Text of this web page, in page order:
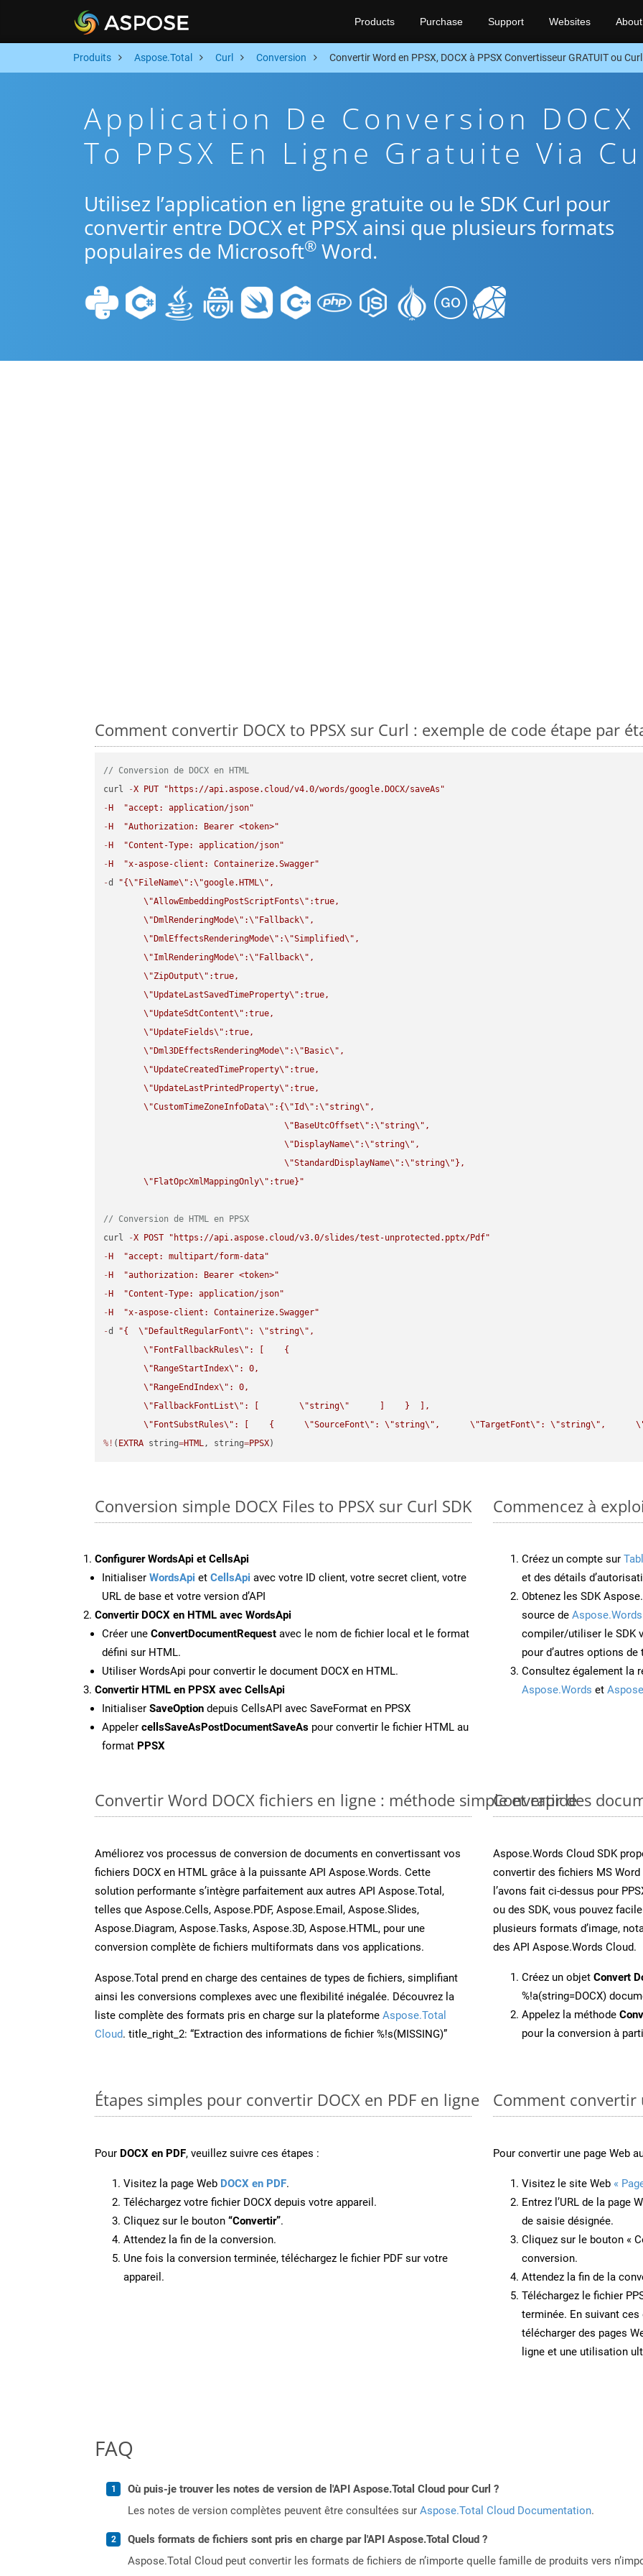
Products Purchase Support Websites About
Produits Aspose.Total Curl Conversion Convertir Word en PPSX, DOCX à PPSX Convertisseur GRATUIT ou
Application De Conversion DOCX
To PPSX En Ligne Gratuite Via
Utilisez l’application en ligne gratuite ou le SDK Curl pour
convertir entre DOCX et PPSX ainsi que plusieurs formats
populaires de Microsoft® Word.
Comment convertir DOCX to PPSX sur Curl : exemple de code étape par
// Conversion de DOCX en HTML
curl
-X PUT
"https://api.aspose.cloud/v4.0/words/google.DOCX/saveAs"
- H
"accept: application/json"
- H
"Authorization: Bearer <token>"
- H
"Content-Type: application/json"
- H
"x-aspose-client: Containerize.Swagger"
-d "{\" FileName\" :\"google.HTML\" ,
\"AllowEmbeddingPostScriptFonts\" :true,
\" DmlRenderingMode\" :\" Fallback\" ,
\" DmlEffectsRenderingMode\" :\"Simplified\" ,
\"ImlRenderingMode\" :\" Fallback\" ,
\"ZipOutput\" :true,
\"UpdateLastSavedTimeProperty\" :true,
\"UpdateSdtContent\" :true,
\"UpdateFields\" :true,
\" Dml3DEffectsRenderingMode\" :\" Basic\" ,
\"UpdateCreatedTimeProperty\" :true,
\"UpdateLastPrintedProperty\" :true,
\"CustomTimeZoneInfoData\" :{\"Id\" :\"string\" ,
\" BaseUtcOffset\" :\"string\" ,
\" DisplayName\" :\"string\" ,
\"StandardDisplayName\" :\"string\" },
\" FlatOpcXmlMappingOnly\" :true}"
// Conversion de HTML en PPSX
curl
-X POST
"https://api.aspose.cloud/v3.0/slides/test-unprotected.pptx/Pdf"
- H
"accept: multipart/form-data"
- H
"authorization: Bearer <token>"
- H
"Content-Type: application/json"
- H
"x-aspose-client: Containerize.Swagger"
-d "{ \" DefaultRegularFont\" : \"string\" ,
\" FontFallbackRules\" : [    {
\" RangeStartIndex\" : 0,
\" RangeEndIndex\" : 0,
\" FallbackFontList\" : [ \"string\"
      ]    }  ],
\" FontSubstRules\" : [    { \"SourceFont\" : \"string\" , \"TargetFont\" : \"string\" ,
%! ( EXTRA string=HTML, string=PPSX)
Conversion simple DOCX Files to PPSX sur Curl SDK
Configurer WordsApi et CellsApi
Initialiser WordsApi et CellsApi avec votre ID client, votre secret client, votre
URL de base et votre version d’API
Convertir DOCX en HTML avec WordsApi
Créer une ConvertDocumentRequest avec le nom de fichier local et le format
défini sur HTML.
Utiliser WordsApi pour convertir le document DOCX en HTML.
Convertir HTML en PPSX avec CellsApi
Initialiser SaveOption depuis CellsAPI avec SaveFormat en PPSX
Appeler cellsSaveAsPostDocumentSaveAs pour convertir le fichier HTML au
format PPSX
Commencez à
Créez un compte sur
et des détails
Obtenez les SDK
source de
compiler/utiliser le SDK
pour d’autres options
Consultez également la
Aspose.Words et
Convertir Word DOCX fichiers en ligne : méthode simple et rapide
Améliorez vos processus de conversion de documents en convertissant vos
fichiers DOCX en HTML grâce à la puissante API Aspose.Words. Cette
solution performante s’intègre parfaitement aux autres API Aspose.Total,
telles que Aspose.Cells, Aspose.PDF, Aspose.Email, Aspose.Slides,
Aspose.Diagram, Aspose.Tasks, Aspose.3D, Aspose.HTML, pour une
conversion complète de fichiers multiformats dans vos applications.
Aspose.Total prend en charge des centaines de types de fichiers, simplifiant
ainsi les conversions complexes avec une flexibilité inégalée. Découvrez la
liste complète des formats pris en charge sur la plateforme Aspose.Total
Cloud. title_right_2: “Extraction des informations de fichier %!s(MISSING)”
Convertir des
Aspose.Words Cloud SDK
convertir des fichiers MS
l’avons fait ci-dessus pour
ou des SDK, vous pouvez
plusieurs formats d’image,
des API Aspose.Words Cloud.
Créez un objet Convert
%!a(string=DOCX)
Appelez la méthode
pour la conversion à
Étapes simples pour convertir DOCX en PDF en ligne
Pour DOCX en PDF, veuillez suivre ces étapes :
Visitez la page Web DOCX en PDF.
Téléchargez votre fichier DOCX depuis votre appareil.
Cliquez sur le bouton “Convertir”.
Attendez la fin de la conversion.
Une fois la conversion terminée, téléchargez le fichier PDF sur votre
appareil.
Comment convertir
Pour convertir une page Web
Visitez le site Web «
Entrez l’URL de la page
de saisie désignée.
Cliquez sur le bouton «
conversion.
Attendez la fin de la
Téléchargez le fichier
terminée. En suivant
télécharger des pages
ligne et une utilisation
FAQ
Où puis-je trouver les notes de version de l'API Aspose.Total Cloud pour Curl ?
Les notes de version complètes peuvent être consultées sur Aspose.Total Cloud Documentation.
Quels formats de fichiers sont pris en charge par l'API Aspose.Total Cloud ?
Aspose.Total Cloud peut convertir les formats de fichiers de n’importe quelle famille de produits vers